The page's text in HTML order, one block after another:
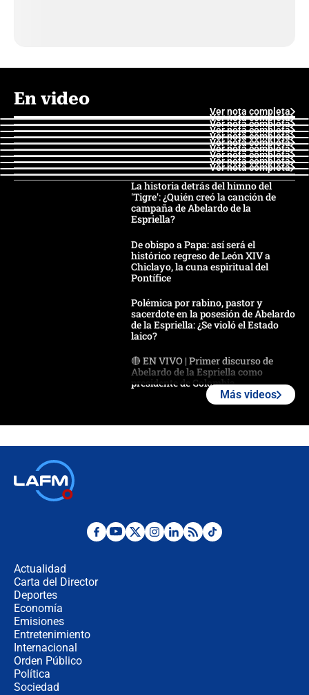
En video
Ver nota completa
Ver nota completa
Ver nota completa
Ver nota completa
Ver nota completa
Ver nota completa
Ver nota completa
Ver nota completa
Ver nota completa
Ver nota completa
La historia detrás del himno del
'Tigre': ¿Quién creó la canción de
campaña de Abelardo de la
Espriella?
De obispo a Papa: así será el
histórico regreso de León XIV a
Chiclayo, la cuna espiritual del
Pontífice
Polémica por rabino, pastor y
sacerdote en la posesión de Abelardo
de la Espriella: ¿Se violó el Estado
laico?
🔴 EN VIVO | Primer discurso de
Abelardo de la Espriella como
presidente de Colombia
Desde dermatitis hasta infecciones:
Más videos
Actualidad
Carta del Director
Deportes
Economía
Emisiones
Entretenimiento
Internacional
Orden Público
Política
Sociedad